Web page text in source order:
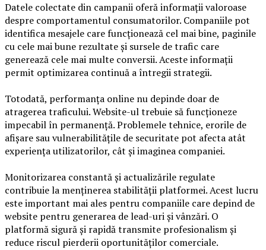
Datele colectate din campanii oferă informații valoroase
despre comportamentul consumatorilor. Companiile pot
identifica mesajele care funcționează cel mai bine, paginile
cu cele mai bune rezultate și sursele de trafic care
generează cele mai multe conversii. Aceste informații
permit optimizarea continuă a întregii strategii.
Totodată, performanța online nu depinde doar de
atragerea traficului. Website-ul trebuie să funcționeze
impecabil în permanență. Problemele tehnice, erorile de
afișare sau vulnerabilitățile de securitate pot afecta atât
experiența utilizatorilor, cât și imaginea companiei.
Monitorizarea constantă și actualizările regulate
contribuie la menținerea stabilității platformei. Acest lucru
este important mai ales pentru companiile care depind de
website pentru generarea de lead-uri și vânzări. O
platformă sigură și rapidă transmite profesionalism și
reduce riscul pierderii oportunităților comerciale.